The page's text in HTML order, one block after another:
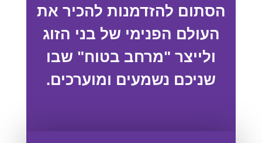
הסתום להזדמנות להכיר את
העולם הפנימי של בני הזוג
ולייצר "מרחב בטוח" שבו
שניכם נשמעים ומוערכים.